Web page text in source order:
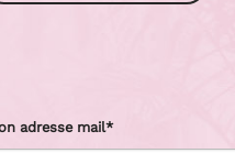
adresse mail*